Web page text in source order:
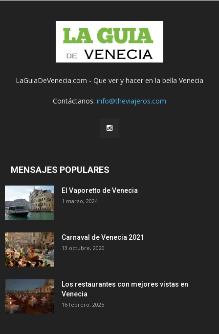
LaGuiaDeVenecia.com - Que ver y hacer en la bella Venecia
Contáctanos: info@theviajeros.com
MENSAJES POPULARES
El Vaporetto de Venecia
1 marzo, 2024
Carnaval de Venecia 2021
13 octubre, 2020
Los restaurantes con mejores vistas en
Venecia
16 febrero, 2025